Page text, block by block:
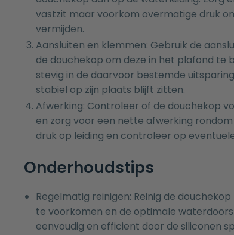
vastzit maar voorkom overmatige druk
vermijden.
Aansluiten en klemmen: Gebruik de
de douchekop om deze in het plafond te
stevig in de daarvoor bestemde
stabiel op zijn plaats blijft zitten.
Afwerking: Controleer of de douchekop
en zorg voor een nette afwerking
druk op leiding en controleer op
Onderhoudstips
Regelmatig reinigen: Reinig de
te voorkomen en de optimale
eenvoudig en efficient door de siliconen